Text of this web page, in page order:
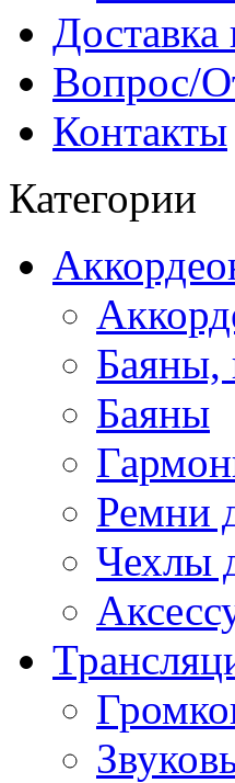
Доставка
Вопрос/
Контакты
Категории
Баяны,
Баяны
Ремни
Чехлы